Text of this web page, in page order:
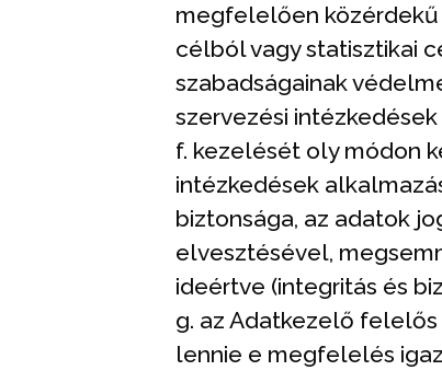
megfelelően
célból vagy statisztikai
szabadságainak
szervezési
f. kezelését oly módon
intézkedések
biztonsága, az adatok
elvesztésével,
ideértve (integritás és
g. az Adatkezelő
lennie e megfelelés